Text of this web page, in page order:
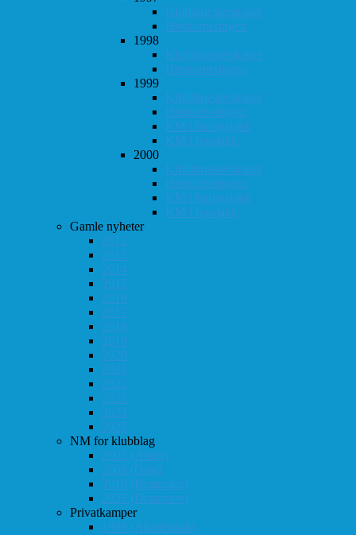
Klubbmesterskapet
Høstturneringen
1998
Klubbmesterskapet
Høstturneringen
1999
Klubbmesterskapet
Høstturneringen
KM i hurtigsjakk
KM i lynsjakk
2000
Klubbmesterskapet
Høstturneringen
KM i hurtigsjakk
KM i lynsjakk
Gamle nyheter
2012
2013
2014
2015
2016
2017
2018
2019
2020
2021
2022
2023
2024
2025
NM for klubblag
2003 (Asker)
2008 (Oslo)
2010 (Drammen)
2025 (Drammen)
Privatkamper
1998 (Akademisk)